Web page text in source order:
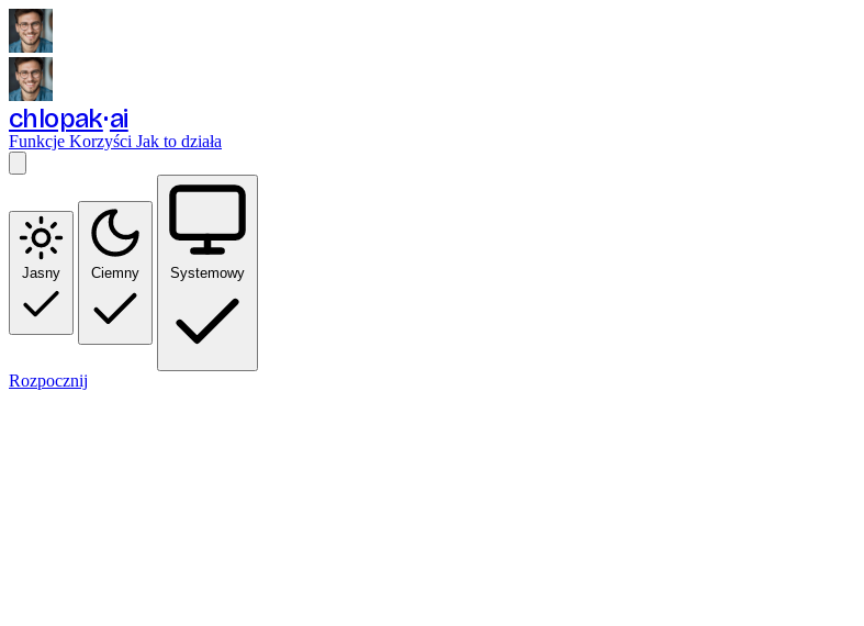
chlopak ai
Funkcje Korzyści Jak to działa
Jasny Ciemny Systemowy
Rozpocznij